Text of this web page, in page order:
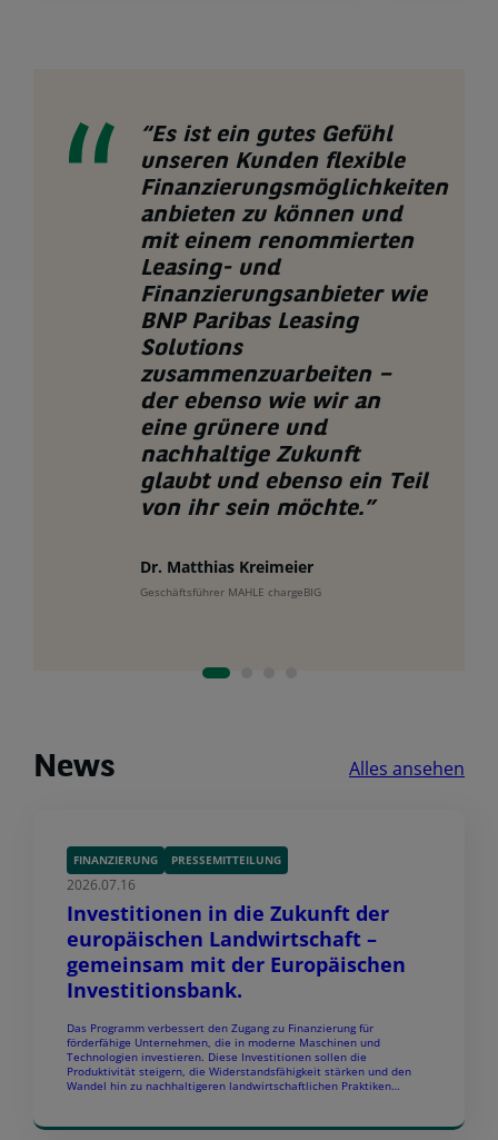
“Es ist ein gutes Gefühl
unseren Kunden flexible
Finanzierungsmöglichkeiten
anbieten zu können und
mit einem renommierten
Leasing- und
Finanzierungsanbieter wie
BNP Paribas Leasing
Solutions
zusammenzuarbeiten –
der ebenso wie wir an
eine grünere und
nachhaltige Zukunft
glaubt und ebenso ein Teil
von ihr sein möchte.”
Dr. Matthias Kreimeier
Geschäftsführer MAHLE chargeBIG
News Alles ansehen
FINANZIERUNG PRESSEMITTEILUNG
2026.07.16
Investitionen in die Zukunft der
europäischen Landwirtschaft –
gemeinsam mit der Europäischen
Investitionsbank.
Das Programm verbessert den Zugang zu Finanzierung für
förderfähige Unternehmen, die in moderne Maschinen und
Technologien investieren. Diese Investitionen sollen die
Produktivität steigern, die Widerstandsfähigkeit stärken und den
Wandel hin zu nachhaltigeren landwirtschaftlichen Praktiken
und ökologische Nachhaltigkeit voranzutreiben. […]